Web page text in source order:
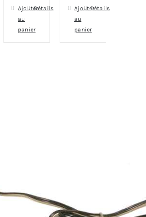
Ajouter
au
panier
Détails
Ajouter
au
panier
Détails